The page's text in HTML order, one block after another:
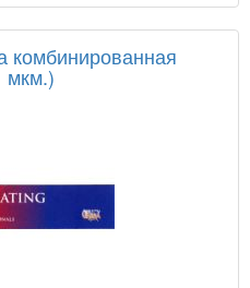
комбинированная
мкм.)